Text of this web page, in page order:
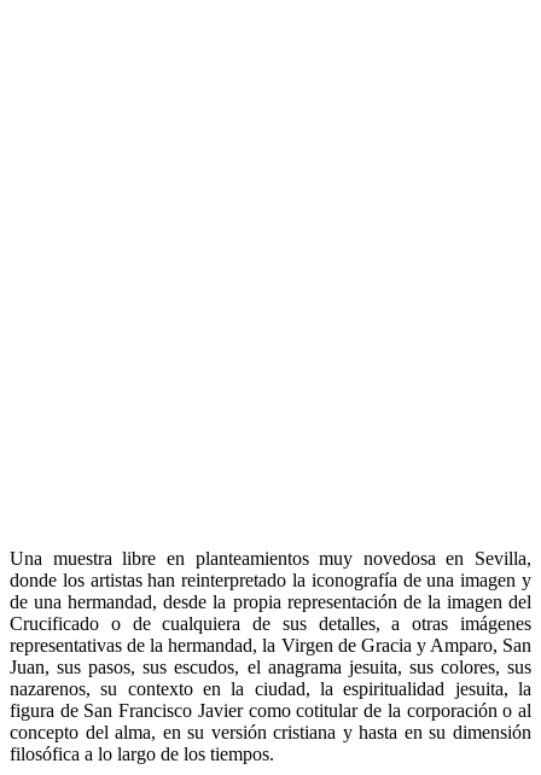
Una muestra libre en planteamientos muy novedosa en Sevilla,
donde los artistas han reinterpretado la iconografía de una imagen y
de una hermandad, desde la propia representación de la imagen del
Crucificado o de cualquiera de sus detalles, a otras imágenes
representativas de la hermandad, la Virgen de Gracia y Amparo, San
Juan, sus pasos, sus escudos, el anagrama jesuita, sus colores, sus
nazarenos, su contexto en la ciudad, la espiritualidad jesuita, la
figura de San Francisco Javier como cotitular de la corporación o al
concepto del alma, en su versión cristiana y hasta en su dimensión
filosófica a lo largo de los tiempos.